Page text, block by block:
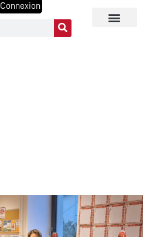
Connexion